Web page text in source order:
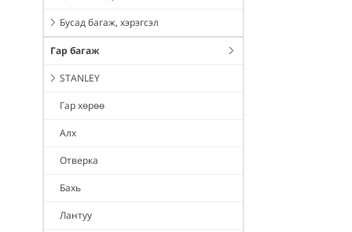
Бусад багаж, хэрэгсэл
Гар багаж
STANLEY
Гар хөрөө
Алх
Отверка
Бахь
Лантуу